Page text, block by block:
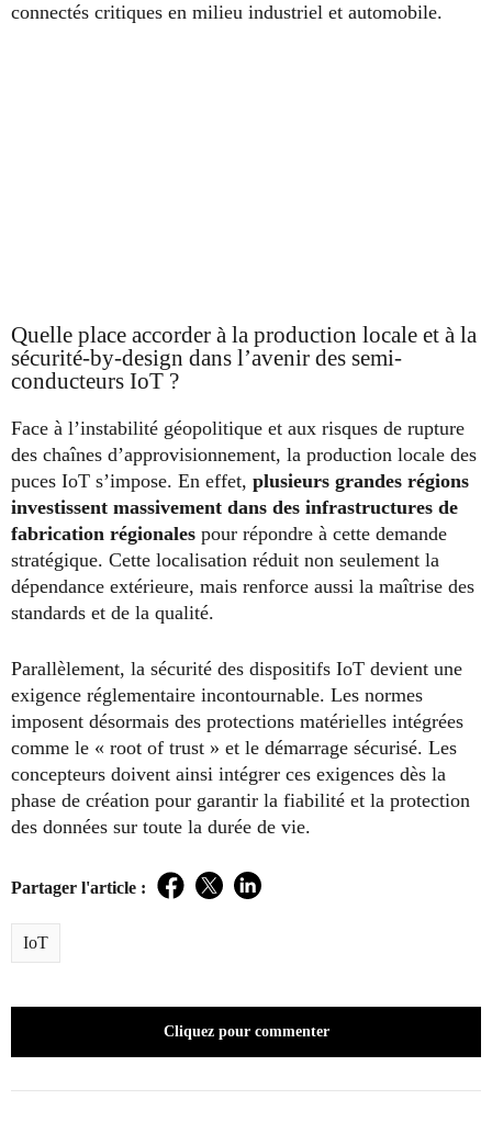
connectés critiques en milieu industriel et automobile.
Quelle place accorder à la production locale et à la
sécurité-by-design dans l’avenir des semi-
conducteurs IoT ?
Face à l’instabilité géopolitique et aux risques de rupture
des chaînes d’approvisionnement, la production locale des
puces IoT s’impose. En effet, plusieurs grandes régions
investissent massivement dans des infrastructures de
fabrication régionales pour répondre à cette demande
stratégique. Cette localisation réduit non seulement la
dépendance extérieure, mais renforce aussi la maîtrise des
standards et de la qualité.
Parallèlement, la sécurité des dispositifs IoT devient une
exigence réglementaire incontournable. Les normes
imposent désormais des protections matérielles intégrées
comme le « root of trust » et le démarrage sécurisé. Les
concepteurs doivent ainsi intégrer ces exigences dès la
phase de création pour garantir la fiabilité et la protection
des données sur toute la durée de vie.
Partager l'article : Facebook
TwitterLinkedIn
IoT
Cliquez pour commenter